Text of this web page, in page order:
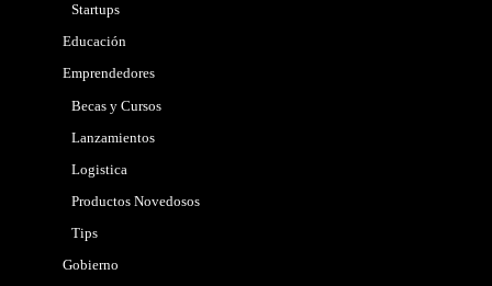
Startups
Educación
Emprendedores
Becas y Cursos
Lanzamientos
Logistica
Productos Novedosos
Tips
Gobierno